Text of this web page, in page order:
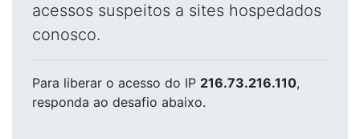
acessos suspeitos a sites hospedados
conosco.
Para liberar o acesso do IP 216.73.216.110,
responda ao desafio abaixo.